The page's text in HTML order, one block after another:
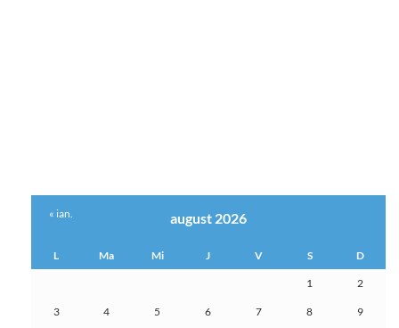
august 2026
L Ma Mi J V S D
1 2
3 4 5 6 7 8 9
« ian.